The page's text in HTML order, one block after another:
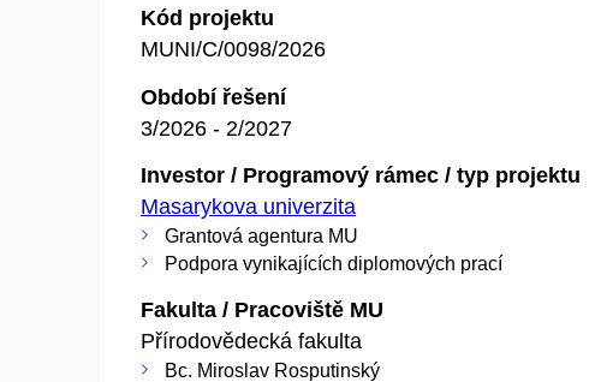
Kód projektu
MUNI/C/0098/2026
Období řešení
3/2026 - 2/2027
Investor / Programový rámec / typ projektu
Masarykova univerzita
Grantová agentura MU
Podpora vynikajících diplomových prací
Fakulta / Pracoviště MU
Přírodovědecká fakulta
Bc. Miroslav Rosputinský